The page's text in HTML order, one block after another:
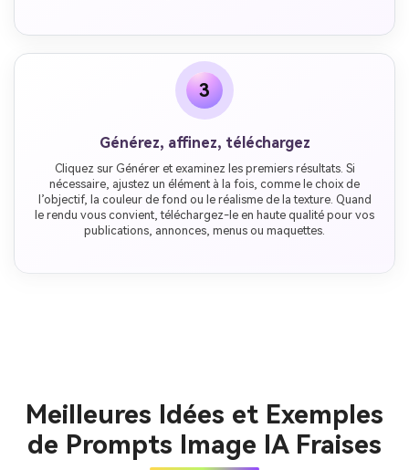
3
Générez, affinez, téléchargez
Cliquez sur Générer et examinez les premiers résultats. Si
nécessaire, ajustez un élément à la fois, comme le choix de
l’objectif, la couleur de fond ou le réalisme de la texture. Quand
le rendu vous convient, téléchargez-le en haute qualité pour vos
publications, annonces, menus ou maquettes.
Meilleures Idées et Exemples
de Prompts Image IA Fraises